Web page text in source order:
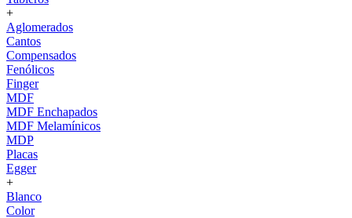
+
Aglomerados
Cantos
Compensados
Fenólicos
Finger
MDF
MDF Enchapados
MDF Melamínicos
MDP
Placas
Egger
+
Blanco
Color